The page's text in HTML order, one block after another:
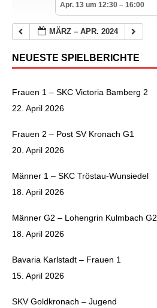
Apr. 13 um 12:30 – 16:00
MÄRZ – APR. 2024
NEUESTE SPIELBERICHTE
Frauen 1 – SKC Victoria Bamberg 2
22. April 2026
Frauen 2 – Post SV Kronach G1
20. April 2026
Männer 1 – SKC Tröstau-Wunsiedel
18. April 2026
Männer G2 – Lohengrin Kulmbach G2
18. April 2026
Bavaria Karlstadt – Frauen 1
15. April 2026
SKV Goldkronach – Jugend